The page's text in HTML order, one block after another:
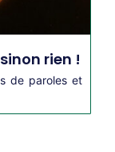
rien !
de paroles et